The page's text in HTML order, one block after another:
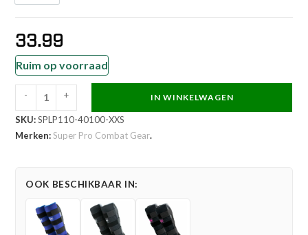
33.99
Ruim op voorraad
Pro
Combat
Savior
- + IN WINKELWAGEN
SKU:SPLP110-40100-XXS
Merken:Super Pro Combat Gear.
OOK BESCHIKBAAR IN: